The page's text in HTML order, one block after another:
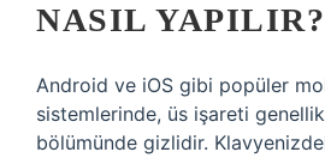
NASIL YAPILIR?
Android ve iOS gibi popüler
sistemlerinde, üs işareti
bölümünde gizlidir.